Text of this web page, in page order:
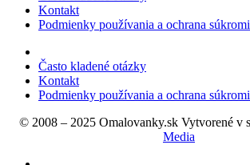
Kontakt
Podmienky používania a ochrana
Často kladené otázky
Kontakt
Podmienky používania a ochrana
© 2008 – 2025 Omalovanky.sk Vytvorené v
Media